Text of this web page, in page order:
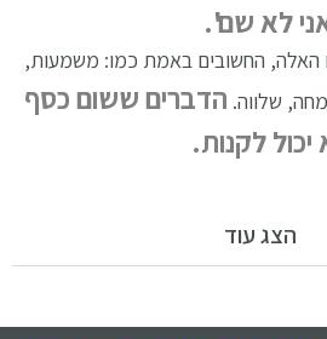
לא שם'.
האלה, החשובים באמת כמו: משמעות,
שלווה. הדברים ששום כסף
יכול לקנות.
הצג עוד